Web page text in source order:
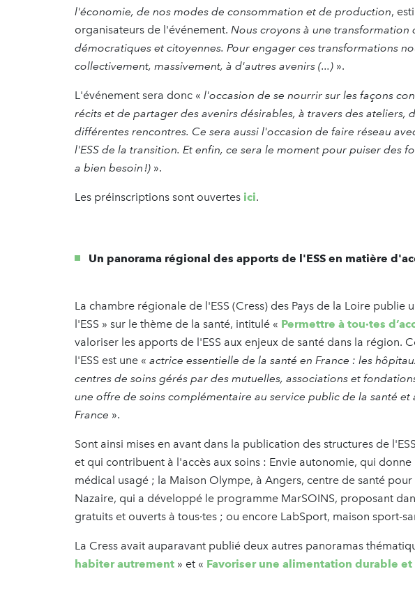
l'économie, de nos modes de consommation et de production,
organisateurs de l'événement. Nous croyons à une
démocratiques et citoyennes. Pour engager ces transformations
collectivement, massivement, à d'autres avenirs (...) ».
L'événement sera donc « l'occasion de se nourrir sur les façons
récits et de partager des avenirs désirables, à travers des ateliers,
différentes rencontres. Ce sera aussi l'occasion de faire réseau
l'ESS de la transition. Et enfin, ce sera le moment pour puiser des
a bien besoin !) ».
Les préinscriptions sont ouvertes ici.
Un panorama régional des apports de l'ESS en matière
La chambre régionale de l'ESS (Cress) des Pays de la Loire publie
l'ESS » sur le thème de la santé, intitulé « Permettre à tou·tes
valoriser les apports de l'ESS aux enjeux de santé dans la région.
l'ESS est une « actrice essentielle de la santé en France : les
centres de soins gérés par des mutuelles, associations et
une offre de soins complémentaire au service public de la santé et
France ».
Sont ainsi mises en avant dans la publication des structures de
et qui contribuent à l'accès aux soins : Envie autonomie, qui
médical usagé ; la Maison Olympe, à Angers, centre de santé pour
Nazaire, qui a développé le programme MarSOINS, proposant
gratuits et ouverts à tous·tes ; ou encore LabSport, maison sport-
La Cress avait auparavant publié deux autres panoramas
habiter autrement » et « Favoriser une alimentation durable et